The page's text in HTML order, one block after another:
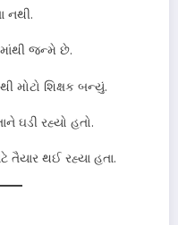
નથી.
જન્મે છે.
મોટો શિક્ષક બન્યું.
ઘડી રહ્યો હતો.
તૈયાર થઈ રહ્યા હતા.